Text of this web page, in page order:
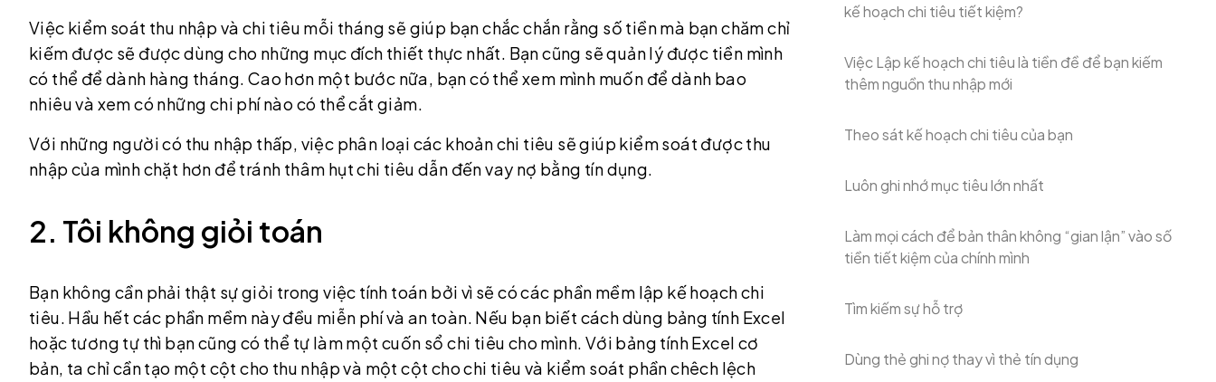
kế hoạch chi tiêu tiết kiệm?
Việc Lập kế hoạch chi tiêu là tiền đề để bạn kiếm
thêm nguồn thu nhập mới
Theo sát kế hoạch chi tiêu của bạn
Luôn ghi nhớ mục tiêu lớn nhất
Làm mọi cách để bản thân không “gian lận” vào số
tiền tiết kiệm của chính mình
Tìm kiếm sự hỗ trợ
Dùng thẻ ghi nợ thay vì thẻ tín dụng
Việc kiểm soát thu nhập và chi tiêu mỗi tháng sẽ giúp bạn chắc chắn rằng số tiền mà bạn chăm chỉ
kiếm được sẽ được dùng cho những mục đích thiết thực nhất. Bạn cũng sẽ quản lý được tiền mình
có thể để dành hàng tháng. Cao hơn một bước nữa, bạn có thể xem mình muốn để dành bao
nhiêu và xem có những chi phí nào có thể cắt giảm.
Với những người có thu nhập thấp, việc phân loại các khoản chi tiêu sẽ giúp kiểm soát được thu
nhập của mình chặt hơn để tránh thâm hụt chi tiêu dẫn đến vay nợ bằng tín dụng.
2. Tôi không giỏi toán
Bạn không cần phải thật sự giỏi trong việc tính toán bởi vì sẽ có các phần mềm lập kế hoạch chi
tiêu. Hầu hết các phần mềm này đều miễn phí và an toàn. Nếu bạn biết cách dùng bảng tính Excel
hoặc tương tự thì bạn cũng có thể tự làm một cuốn sổ chi tiêu cho mình. Với bảng tính Excel cơ
bản, ta chỉ cần tạo một cột cho thu nhập và một cột cho chi tiêu và kiểm soát phần chêch lệch